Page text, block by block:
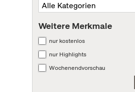
Weitere Merkmale
nur kostenlos
nur Highlights
Wochenendvorschau